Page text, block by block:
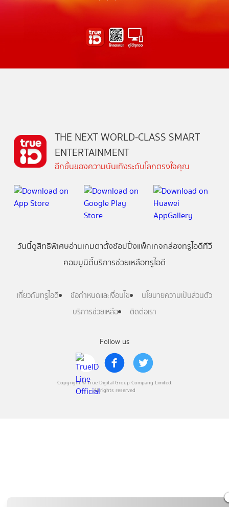
Follow us
Copyright © True Digital Group Company Limited.
All rights reserved
THE NEXT WORLD-CLASS SMART
ENTERTAINMENT
อีกขั้นของความบันเทิงระดับโลกตรงใจคุณ
วันนี้ดูสิทธิพิเศษอ่านเกมตาตั้งช้อปปิ้งแพ็กเกจกล่องทรูไอดีทีวี
คอมมูนิตี้บริการช่วยเหลือทรูไอดี
เกี่ยวกับทรูไอดี ข้อกำหนดและเงื่อนไข
นโยบายความเป็นส่วนตัว
บริการช่วยเหลือ
ติดต่อเรา